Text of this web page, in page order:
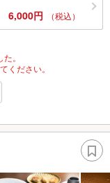
6,000円 （税込）
。
ください。